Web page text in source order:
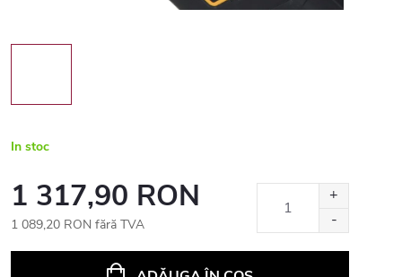
In stoc
1 317,90 RON
1 089,20 RON fără TVA